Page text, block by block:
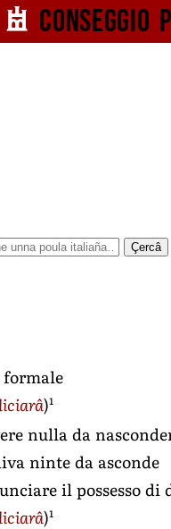
Conseggio
Çercâ
formale
)1
nulla da
ninte da asconde
il possesso
)1